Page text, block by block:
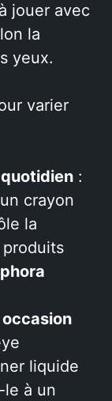
jouer avec
la
yeux.
varier
:
crayon
la
occasion
liquide
le à un